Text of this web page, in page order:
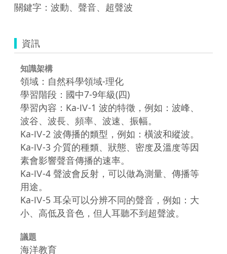
關鍵字：波動、聲音、超聲波
資訊
知識架構
領域：自然科學領域-理化
學習階段：國中7-9年級(四)
學習內容：Ka-Ⅳ-1 波的特徵，例如：波峰、
波谷、波長、頻率、波速、振幅。
Ka-Ⅳ-2 波傳播的類型，例如：橫波和縱波。
Ka-Ⅳ-3 介質的種類、狀態、密度及溫度等因
素會影響聲音傳播的速率。
Ka-Ⅳ-4 聲波會反射，可以做為測量、傳播等
用途。
Ka-Ⅳ-5 耳朵可以分辨不同的聲音，例如：大
小、高低及音色，但人耳聽不到超聲波。
議題
海洋教育